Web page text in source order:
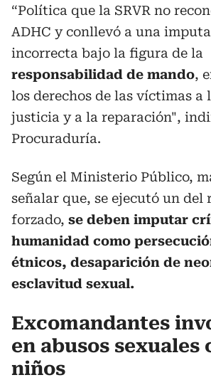
“Política que la SRVR no
ADHC y conllevó a una
incorrecta bajo la figura de la
responsabilidad de mando,
los derechos de las víctimas a
justicia y a la reparación",
Procuraduría.
Según el Ministerio Público,
señalar que, se ejecutó un
forzado, se deben imputar
humanidad como
étnicos, desaparición de
esclavitud sexual.
Excomandantes
en abusos sexuales
niños